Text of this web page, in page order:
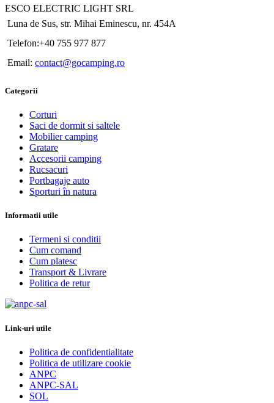
ESCO ELECTRIC LIGHT SRL
Luna de Sus, str. Mihai Eminescu, nr. 454A
Telefon:+40 755 977 877
Email: contact@gocamping.ro
Categorii
Corturi
Saci de dormit si saltele
Mobilier camping
Gratare
Accesorii camping
Rucsacuri
Portbagaje auto
Sporturi în natura
Informatii utile
Termeni si conditii
Cum comand
Cum platesc
Transport & Livrare
Politica de retur
Link-uri utile
Politica de confidentialitate
Politica de utilizare cookie
ANPC
ANPC-SAL
SOL